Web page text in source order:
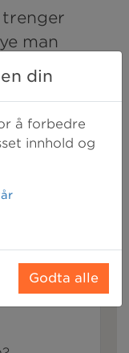
trenger
man
gir deg en
tenke på.
din
å forbedre
innhold og
Godta alle